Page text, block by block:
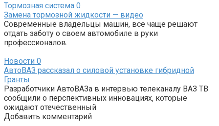
Тормозная система 0
Замена тормозной жидкости — видео
Современные владельцы машин, все чаще решают
отдать заботу о своем автомобиле в руки
профессионалов.
Новости 0
АвтоВАЗ рассказал о силовой установке гибридной
Гранты
Разработчики АвтоВАЗа в интервью телеканалу ВАЗ ТВ
сообщили о перспективных инновациях, которые
ожидают отечественный
Добавить комментарий